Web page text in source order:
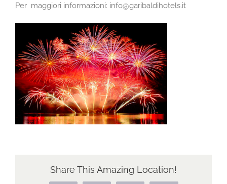
Per maggiori informazioni: info@garibaldihotels.it
Share This Amazing Location!